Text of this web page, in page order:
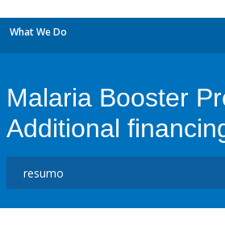
What We Do
Malaria Booster
Additional